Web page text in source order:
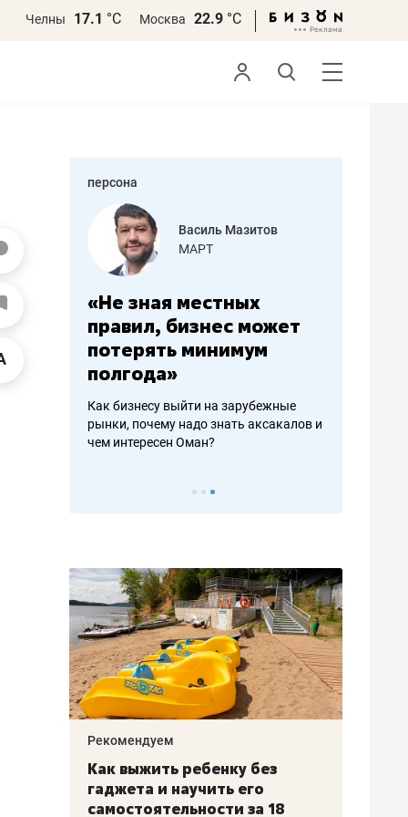
Челны 17.1 °С Москва 22.9 °С
персона
работа
Василь Мазитов
МАРТ
«Не зная местных
правил, бизнес может
потерять минимум
полгода»
Как бизнесу выйти на зарубежные
рынки, почему надо знать аксакалов и
чем интересен Оман?
Рекомендуем
Как выжить ребенку без
гаджета и научить его
самостоятельности за 18